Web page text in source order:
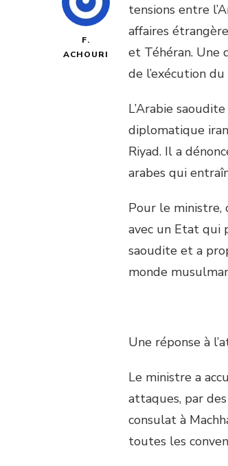
F.
ACHOURI
tensions entre
affaires
et Téhéran. Une
de l’exécution
L’Arabie
diplomatique
Riyad. Il a
arabes qui
Pour le ministre,
avec un Etat qui
saoudite et a
monde
Une réponse à
Le ministre a
attaques, par
consulat à
toutes les